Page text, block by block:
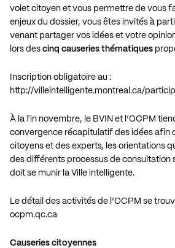
volet citoyen et vous permettre de vous
enjeux du dossier, vous êtes invités à
venant partager vos idées et votre
lors des cinq causeries thématiques
Inscription obligatoire au :
http://villeintelligente.montreal.ca/
À la fin novembre, le BVIN et l’OCPM
convergence récapitulatif des idées afin
citoyens et des experts, les orientations
des différents processus de consultation
doit se munir la Ville intelligente.
Le détail des activités de l’OCPM se
ocpm.qc.ca
Causeries citoyennes